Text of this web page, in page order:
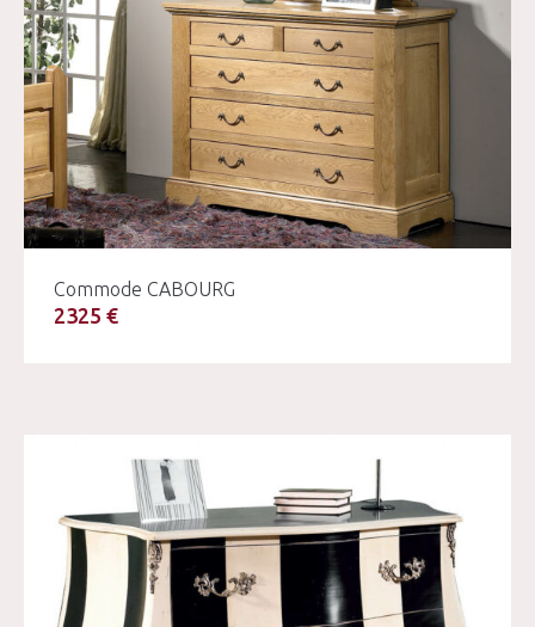
Commode CABOURG
2325 €